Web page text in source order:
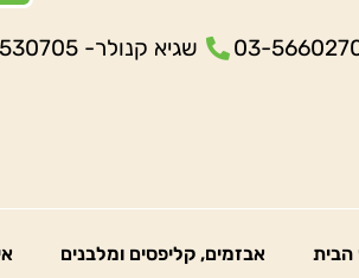
שגיא קנולר- 052-2530705
הבית אבזמים, קליפסים ומלבנים